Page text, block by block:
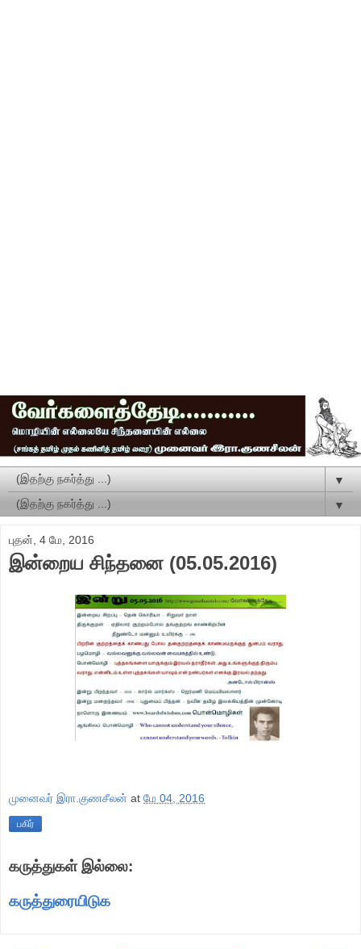
▼
▼
புதன், 4 மே, 2016
இன்றைய சிந்தனை (05.05.2016)
முனைவர் இரா.குணசீலன் at மே 04, 2016
பகிர்
கருத்துகள் இல்லை:
கருத்துரையிடுக